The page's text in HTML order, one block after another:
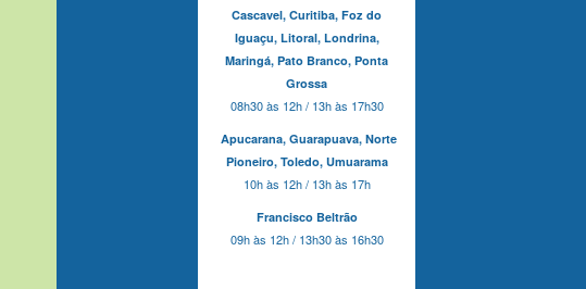
Cascavel, Curitiba, Foz do
Iguaçu, Litoral, Londrina,
Maringá, Pato Branco, Ponta
Grossa
08h30 às 12h / 13h às 17h30
Apucarana, Guarapuava, Norte
Pioneiro, Toledo, Umuarama
10h às 12h / 13h às 17h
Francisco Beltrão
09h às 12h / 13h30 às 16h30